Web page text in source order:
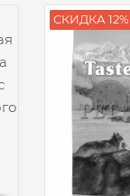
СКИДКА 12%